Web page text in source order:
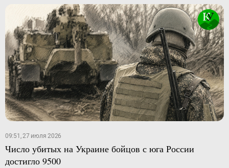
09:51, 27 июля 2026
Число убитых на Украине бойцов с юга России
достигло 9500